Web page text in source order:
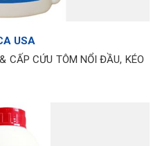
USA
CẤP CỨU TÔM NỔI ĐẦU, KÉO